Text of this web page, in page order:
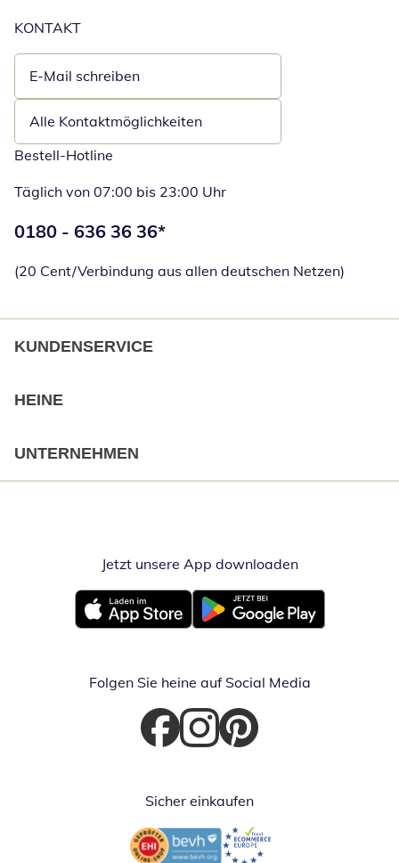
KONTAKT
E-Mail schreiben
Öffnet E-Mail-Client
Alle Kontaktmöglichkeiten
Bestell-Hotline
Täglich von 07:00 bis 23:00 Uhr
Telefonnummer:
0180 - 636 36 36*
(20 Cent/Verbindung aus allen deutschen Netzen)
KUNDENSERVICE
HEINE
UNTERNEHMEN
Jetzt unsere App downloadenÖffnet in
Öffnet in neuem FensterÖffnet in neuem Fenster
Folgen Sie heine auf Social Media
Öffnet in neuem Fenster
Öffnet in neuem Fenster
Öffnet in neuem Fenster
Sicher einkaufen